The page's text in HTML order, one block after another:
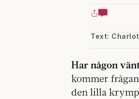
Text:
Har någon
kommer
den lilla